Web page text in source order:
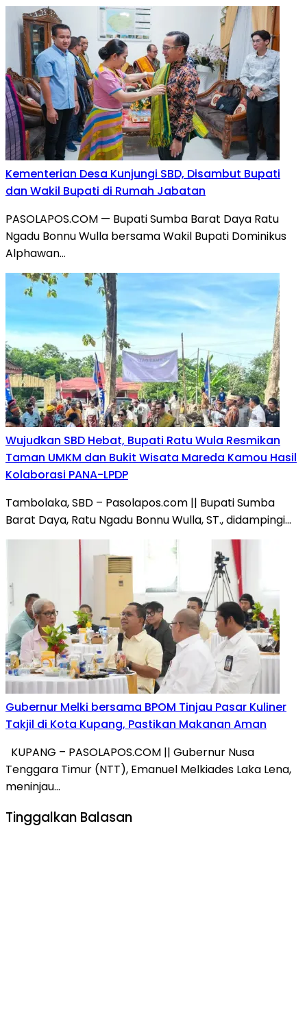
Kementerian Desa Kunjungi SBD, Disambut Bupati
dan Wakil Bupati di Rumah Jabatan
PASOLAPOS.COM — Bupati Sumba Barat Daya Ratu
Ngadu Bonnu Wulla bersama Wakil Bupati Dominikus
Alphawan…
Wujudkan SBD Hebat, Bupati Ratu Wula Resmikan
Taman UMKM dan Bukit Wisata Mareda Kamou Hasil
Kolaborasi PANA-LPDP
Tambolaka, SBD – Pasolapos.com || Bupati Sumba
Barat Daya, Ratu Ngadu Bonnu Wulla, ST., didampingi…
Gubernur Melki bersama BPOM Tinjau Pasar Kuliner
Takjil di Kota Kupang, Pastikan Makanan Aman
KUPANG – PASOLAPOS.COM || Gubernur Nusa
Tenggara Timur (NTT), Emanuel Melkiades Laka Lena,
meninjau…
Tinggalkan Balasan